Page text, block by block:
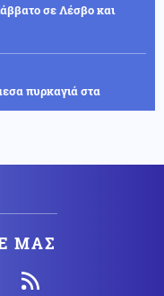
σε Λέσβο και
πυρκαγιά στα
την ευθύνη για
ΜΑΣ